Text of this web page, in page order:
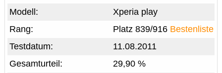
Xperia play
Modell:
Platz 839/916 Bestenliste
Rang:
11.08.2011
Testdatum:
29,90 %
Gesamturteil: